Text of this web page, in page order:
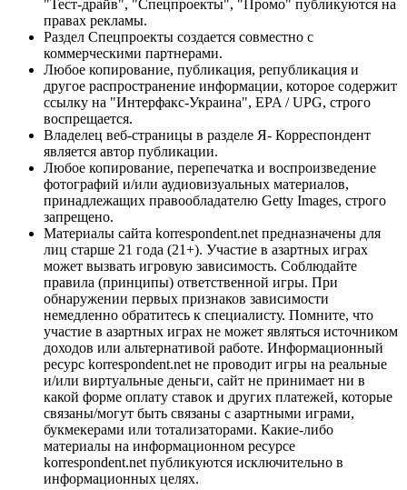
"Тест-драйв", "Спецпроекты", "Промо" публикуются на
правах рекламы.
Раздел Спецпроекты создается совместно с
коммерческими партнерами.
Любое копирование, публикация, републикация и
другое распространение информации, которое содержит
ссылку на "Интерфакс-Украина", EPA / UPG, строго
воспрещается.
Владелец веб-страницы в разделе Я- Корреспондент
является автор публикации.
Любое копирование, перепечатка и воспроизведение
фотографий и/или аудиовизуальных материалов,
принадлежащих правообладателю Getty Images, строго
запрещено.
Материалы сайта korrespondent.net предназначены для
лиц старше 21 года (21+). Участие в азартных играх
может вызвать игровую зависимость. Соблюдайте
правила (принципы) ответственной игры. При
обнаружении первых признаков зависимости
немедленно обратитесь к специалисту. Помните, что
участие в азартных играх не может являться источником
доходов или альтернативой работе. Информационный
ресурс korrespondent.net не проводит игры на реальные
и/или виртуальные деньги, сайт не принимает ни в
какой форме оплату ставок и других платежей, которые
связаны/могут быть связаны с азартными играми,
букмекерами или тотализаторами. Какие-либо
материалы на информационном ресурсе
korrespondent.net публикуются исключительно в
информационных целях.